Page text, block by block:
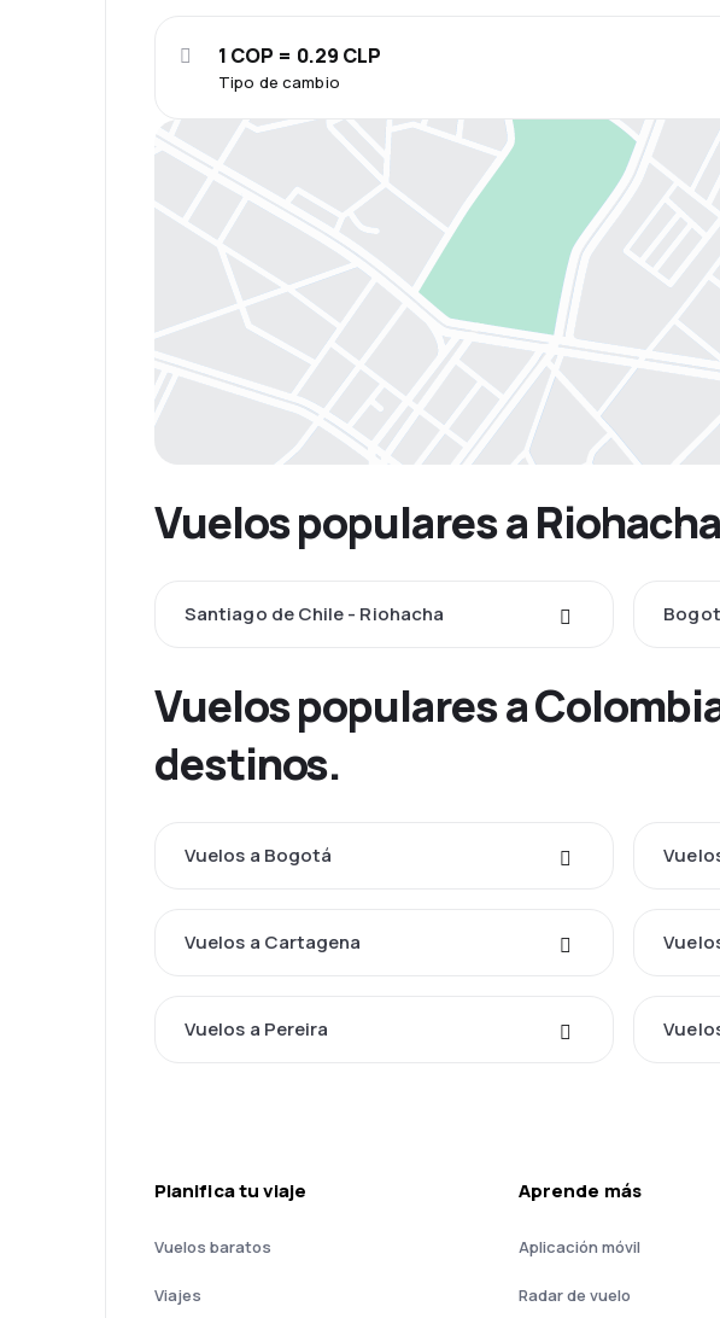
Tipo de cambio
1 COP = 0.29 CLP
Vuelos populares a Riohacha
Santiago de Chile - Riohacha
Vuelos populares a
destinos.
Vuelos a Bogotá
Vuelos a Cartagena
Vuelos a Pereira
Planifica tu viaje
Vuelos baratos
Viajes
Aprende más
Aplicación móvil
Radar de vuelo